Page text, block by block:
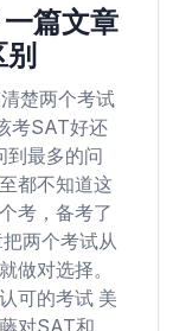
篇文章
别
楚两个考试
考SAT好还
到最多的问
都不知道这
考，备考了
两个考试从
做对选择。
可的考试 美
对SAT和